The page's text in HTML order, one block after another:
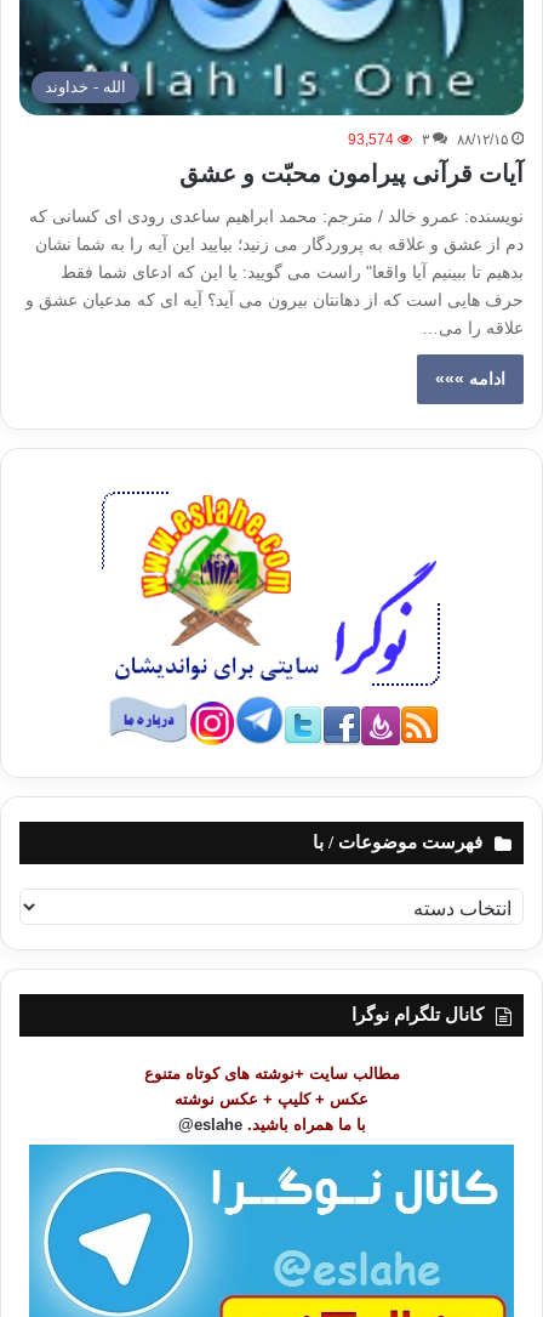
الله - خداوند
۸۸/۱۲/۱۵ ۳ 93,574
آیات قرآنی پیرامون محبّت و عشق
نویسنده: عمرو خالد / مترجم: محمد ابراهیم ساعدی رودی ای کسانی که
دم از عشق و علاقه به پروردگار می زنید؛ بیایید این آیه را به شما نشان
بدهیم تا ببینیم آیا واقعا" راست می گویید: یا این که ادعای شما فقط
حرف هایی است که از دهانتان بیرون می آید؟ آیه ای که مدعیان عشق و
علاقه را می…
ادامه »»»
فهرست موضوعات / با
ه
ر
کانال تلگرام نوگرا
مطالب سایت +نوشته های کوتاه متنوع
عکس + کلیپ + عکس نوشته
با ما همراه باشید. eslahe@